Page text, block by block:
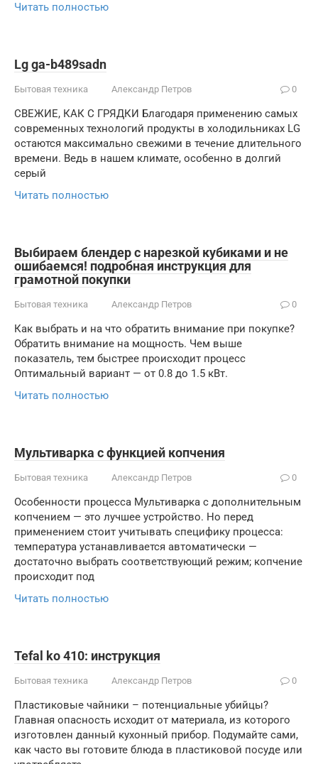
Читать полностью
Lg ga-b489sadn
Бытовая техника Александр Петров 0
СВЕЖИЕ, КАК С ГРЯДКИ Благодаря применению самых
современных технологий продукты в холодильниках LG
остаются максимально свежими в течение длительного
времени. Ведь в нашем климате, особенно в долгий
серый
Читать полностью
Выбираем блендер с нарезкой кубиками и не
ошибаемся! подробная инструкция для
грамотной покупки
Бытовая техника Александр Петров 0
Как выбрать и на что обратить внимание при покупке?
Обратить внимание на мощность. Чем выше
показатель, тем быстрее происходит процесс
Оптимальный вариант — от 0.8 до 1.5 кВт.
Читать полностью
Мультиварка с функцией копчения
Бытовая техника Александр Петров 0
Особенности процесса Мультиварка с дополнительным
копчением — это лучшее устройство. Но перед
применением стоит учитывать специфику процесса:
температура устанавливается автоматически —
достаточно выбрать соответствующий режим; копчение
происходит под
Читать полностью
Tefal ko 410: инструкция
Бытовая техника Александр Петров 0
Пластиковые чайники – потенциальные убийцы?
Главная опасность исходит от материала, из которого
изготовлен данный кухонный прибор. Подумайте сами,
как часто вы готовите блюда в пластиковой посуде или